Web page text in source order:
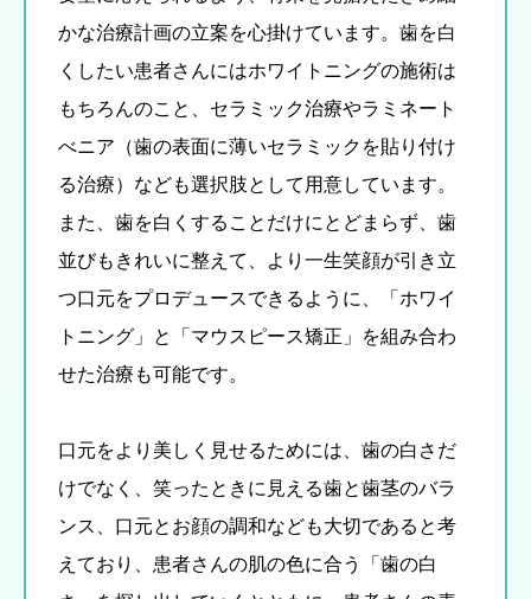
かな治療計画の立案を心掛けています。歯を白
くしたい患者さんにはホワイトニングの施術は
もちろんのこと、セラミック治療やラミネート
べニア（歯の表面に薄いセラミックを貼り付け
る治療）なども選択肢として用意しています。
また、歯を白くすることだけにとどまらず、歯
並びもきれいに整えて、より一生笑顔が引き立
つ口元をプロデュースできるように、「ホワイ
トニング」と「マウスピース矯正」を組み合わ
せた治療も可能です。
口元をより美しく見せるためには、歯の白さだ
けでなく、笑ったときに見える歯と歯茎のバラ
ンス、口元とお顔の調和なども大切であると考
えており、患者さんの肌の色に合う「歯の白